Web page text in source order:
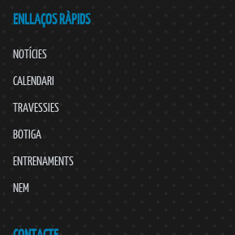
ENLLAÇOS RÀPIDS
NOTÍCIES
CALENDARI
TRAVESSIES
BOTIGA
ENTRENAMENTS
NEM